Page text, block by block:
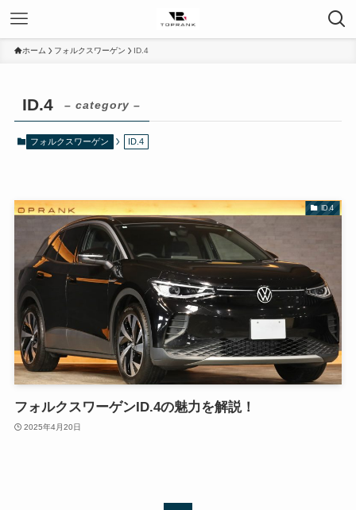
ホーム フォルクスワーゲン ID.4
ID.4 – category –
フォルクスワーゲン ID.4
ID.4
フォルクスワーゲンID.4の魅力を解説！
2025年4月20日